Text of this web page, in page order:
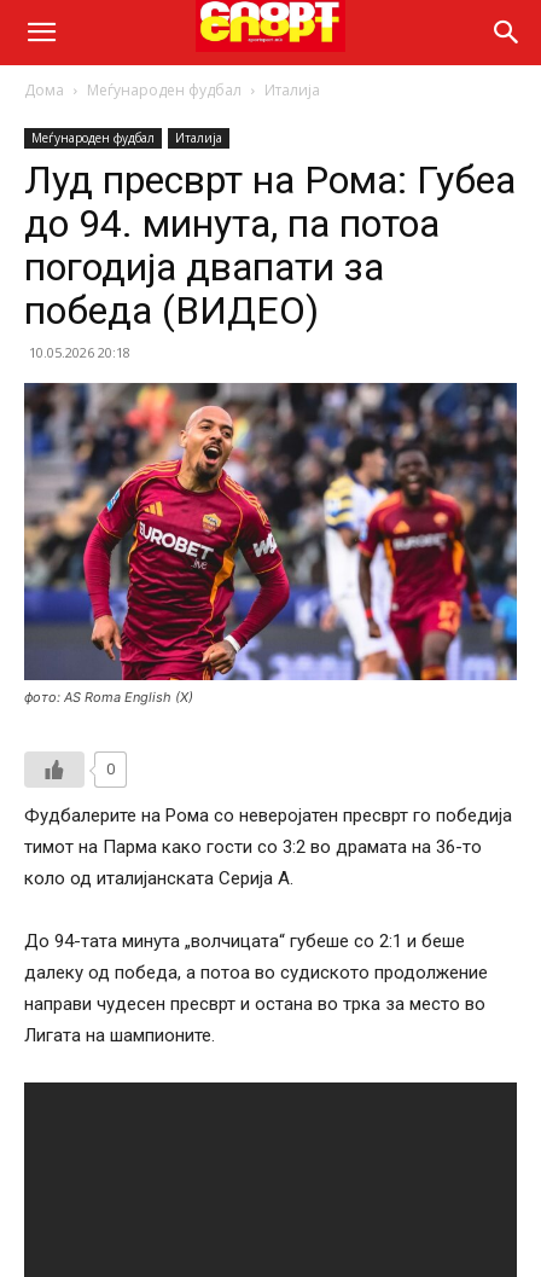
Дома Меѓународен фудбал Италија
Меѓународен фудбал Италија
Луд пресврт на Рома: Губеа
до 94. минута, па потоа
погодија двапати за
победа (ВИДЕО)
10.05.2026 20:18
фото: AS Roma English (X)
0
Фудбалерите на Рома со неверојатен пресврт го победија
тимот на Парма како гости со 3:2 во драмата на 36-то
коло од италијанската Серија А.
До 94-тата минута „волчицата“ губеше со 2:1 и беше
далеку од победа, а потоа во судиското продолжение
направи чудесен пресврт и остана во трка за место во
Лигата на шампионите.